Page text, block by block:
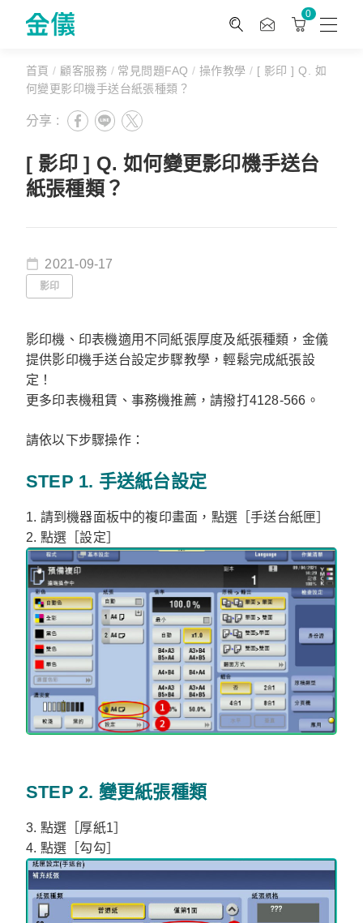
0
首頁/ 顧客服務 /常見問題FAQ/ 操作教學/ [ 影印 ] Q. 如
何變更影印機手送台紙張種類？
分享 :
[ 影印 ] Q. 如何變更影印機手送台
紙張種類？
2021-09-17
影印
影印機、印表機適用不同紙張厚度及紙張種類，金儀
提供影印機手送台設定步驟教學，輕鬆完成紙張設
定！
更多印表機租賃、事務機推薦，請撥打4128-566。
請依以下步驟操作：
STEP 1. 手送紙台設定
1. 請到機器面板中的複印畫面，點選［手送台紙匣］
2. 點選［設定］
STEP 2. 變更紙張種類
3. 點選［厚紙1］
4. 點選［勾勾］